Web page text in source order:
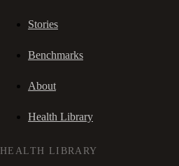
Stories
Benchmarks
About
Health Library
HEALTH LIBRARY